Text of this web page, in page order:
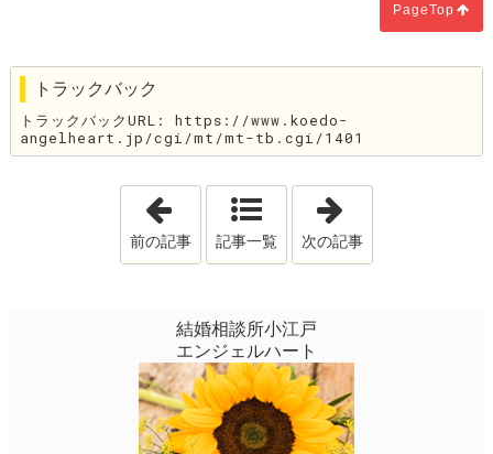
PageTop
トラックバック
トラックバックURL: https://www.koedo-
angelheart.jp/cgi/mt/mt-tb.cgi/1401
「成婚退会した会員様からの報告！！」
前の記事 記事一覧 次の記事
結婚相談所小江戸
エンジェルハート